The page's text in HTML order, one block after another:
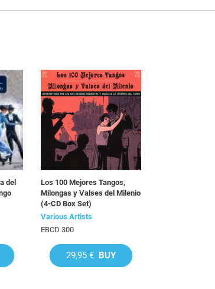
del
Los 100 Mejores Tangos,
Milongas y Valses del Milenio
(4-CD Box Set)
Various Artists
EBCD 300
29,95 € BUY